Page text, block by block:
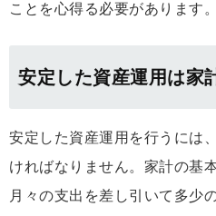
ことを心得る必要があります。
安定した資産運用は家
安定した資産運用を行うには
ければなりません。家計の基
月々の支出を差し引いて多少